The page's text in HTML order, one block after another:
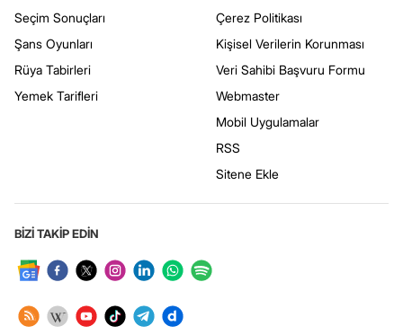
Seçim Sonuçları
Şans Oyunları
Rüya Tabirleri
Yemek Tarifleri
Çerez Politikası
Kişisel Verilerin Korunması
Veri Sahibi Başvuru Formu
Webmaster
Mobil Uygulamalar
RSS
Sitene Ekle
BİZİ TAKİP EDİN